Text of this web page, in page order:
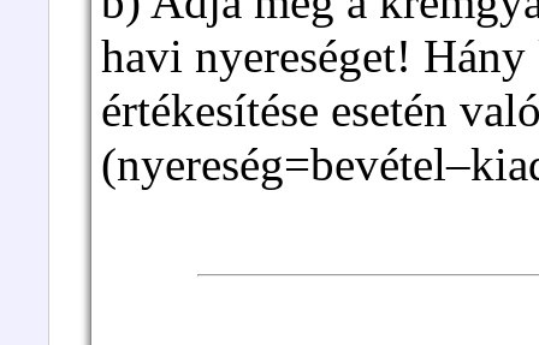
havi nyereséget!
értékesítése esetén